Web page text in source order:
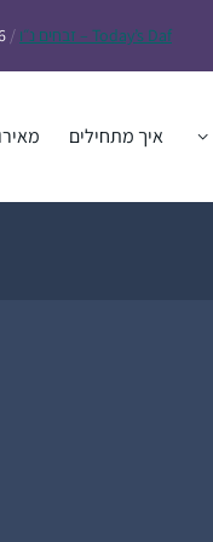
Today’s Daf – זבחים נ״ו /
איך מתחילים